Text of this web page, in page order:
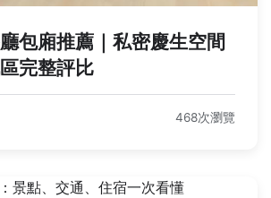
包廂推薦｜私密慶生空間
完整評比
468次瀏覽